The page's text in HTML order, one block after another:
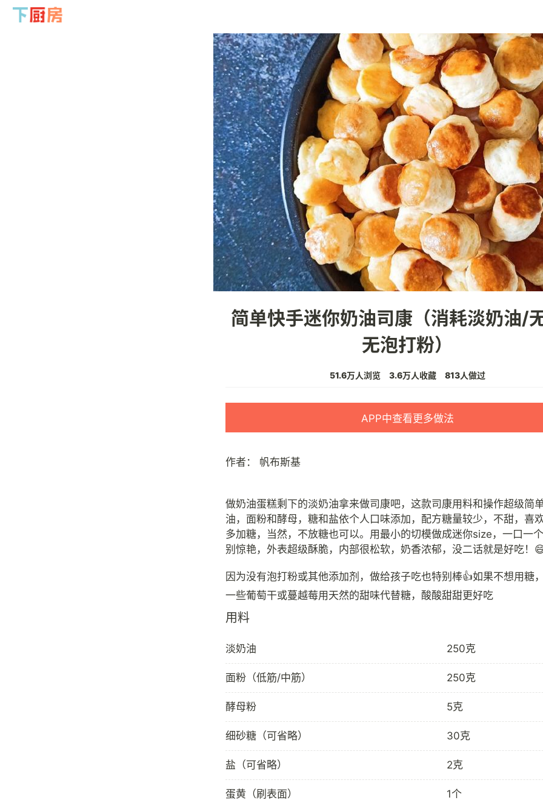
简单快手迷你奶油司康（消耗淡奶油/
无泡打粉）
51.6万人浏览 3.6万人收藏 813人做过
APP中查看更多做法
作者： 帆布斯基
做奶油蛋糕剩下的淡奶油拿来做司康吧，这款司康用料和操作超级简
油，面粉和酵母，糖和盐依个人口味添加，配方糖量较少，不甜，喜
多加糖，当然，不放糖也可以。用最小的切模做成迷你size，一口一
别惊艳，外表超级酥脆，内部很松软，奶香浓郁，没二话就是好吃！
因为没有泡打粉或其他添加剂，做给孩子吃也特别棒👍如果不想用糖
用料
淡奶油 250克
面粉（低筋/中筋） 250克
酵母粉 5克
细砂糖（可省略） 30克
盐（可省略） 2克
蛋黄（刷表面） 1个